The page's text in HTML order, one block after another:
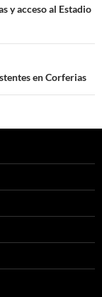
y acceso al Estadio
en Corferias